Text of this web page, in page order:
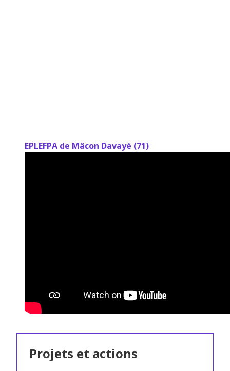
EPLEFPA de Mâcon Davayé (71)
Projets et actions